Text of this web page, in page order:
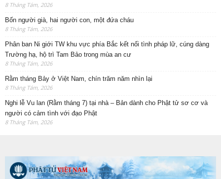
8 Tháng Tám, 2026
Bốn người già, hai người con, một đứa cháu
8 Tháng Tám, 2026
Phân ban Ni giới TW khu vực phía Bắc kết nối tình pháp lữ, cúng dàng
Trường hạ, hộ trì Tam Bảo trong mùa an cư
8 Tháng Tám, 2026
Rằm tháng Bảy ở Việt Nam, chín trăm năm nhìn lại
8 Tháng Tám, 2026
Nghi lễ Vu lan (Rằm tháng 7) tại nhà – Bản dành cho Phật tử sơ cơ và
người có cảm tình với đạo Phật
8 Tháng Tám, 2026